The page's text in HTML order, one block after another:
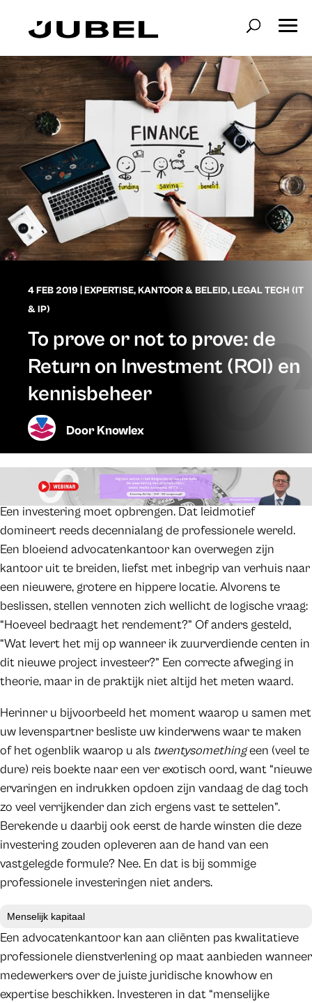
4 FEB 2019 EXPERTISE,KANTOOR & BELEID,LEGAL TECH (IT
& IP)
To prove or not to prove: de
Return on Investment (ROI) en
kennisbeheer
DoorKnowlex
Een investering moet opbrengen. Dat leidmotief
domineert reeds decennialang de professionele wereld.
Een bloeiend advocatenkantoor kan overwegen zijn
kantoor uit te breiden, liefst met inbegrip van verhuis naar
een nieuwere, grotere en hippere locatie. Alvorens te
beslissen, stellen vennoten zich wellicht de logische vraag:
“Hoeveel bedraagt het rendement?” Of anders gesteld,
“Wat levert het mij op wanneer ik zuurverdiende centen in
dit nieuwe project investeer?” Een correcte afweging in
theorie, maar in de praktijk niet altijd het meten waard.
Herinner u bijvoorbeeld het moment waarop u samen met
uw levenspartner besliste uw kinderwens waar te maken
of het ogenblik waarop u als twentysomethingeen (veel te
dure) reis boekte naar een ver exotisch oord, want “nieuwe
ervaringen en indrukken opdoen zijn vandaag de dag toch
zo veel verrijkender dan zich ergens vast te settelen”.
Berekende u daarbij ook eerst de harde winsten die deze
investering zouden opleveren aan de hand van een
vastgelegde formule? Nee. En dat is bij sommige
professionele investeringen niet anders.
Menselijk kapitaal
Een advocatenkantoor kan aan cliënten pas kwalitatieve
professionele dienstverlening op maat aanbieden wanneer
medewerkers over de juiste juridische knowhow en
expertise beschikken. Investeren in dat “menselijke